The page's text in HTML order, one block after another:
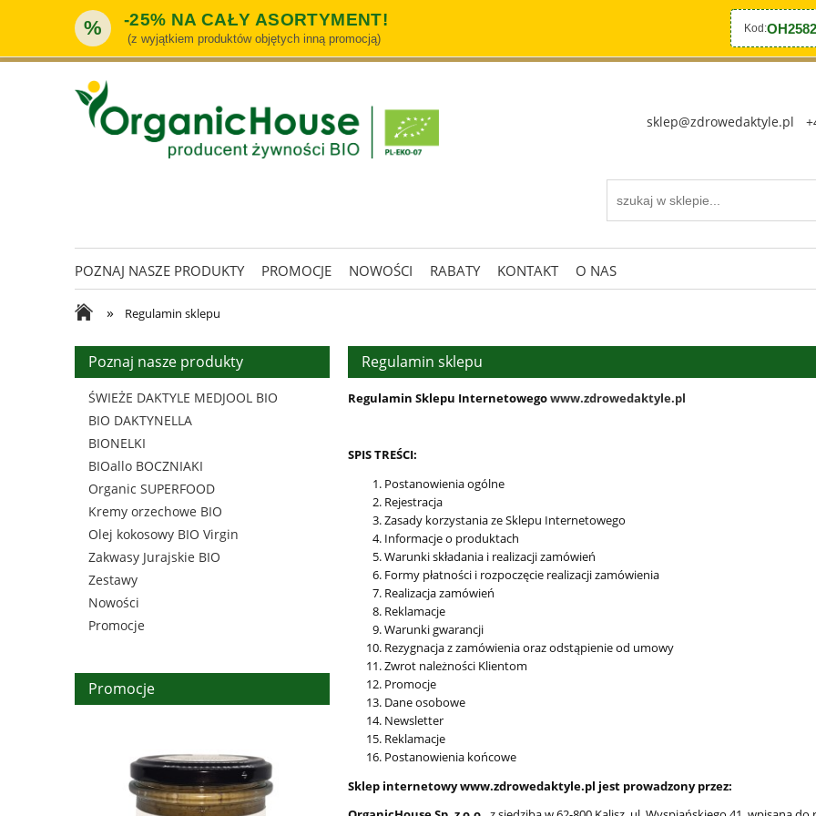
sklep@zdrowedaktyle.pl
POZNAJ NASZE PRODUKTY PROMOCJE NOWOŚCI RABATY KONTAKT O NAS
» Regulamin sklepu
Poznaj nasze produkty
ŚWIEŻE DAKTYLE MEDJOOL BIO
BIO DAKTYNELLA
BIONELKI
BIOallo BOCZNIAKI
Organic SUPERFOOD
Kremy orzechowe BIO
Olej kokosowy BIO Virgin
Zakwasy Jurajskie BIO
Zestawy
Nowości
Promocje
Promocje
Regulamin sklepu
Regulamin Sklepu Internetowegowww.zdrowedaktyle.pl
SPIS TREŚCI:
Postanowienia ogólne
Rejestracja
Zasady korzystania ze Sklepu Internetowego
Informacje o produktach
Warunki składania i realizacji zamówień
Formy płatności i rozpoczęcie realizacji zamówienia
Realizacja zamówień
Reklamacje
Warunki gwarancji
Rezygnacja z zamówienia oraz odstąpienie od umowy
Zwrot należności Klientom
Promocje
Dane osobowe
Newsletter
Reklamacje
Postanowienia końcowe
Sklep internetowy www.zdrowedaktyle.pl jest prowadzony przez:
% -25% NA CAŁY ASORTYMENT!
(z wyjątkiem produktów objętych inną promocją)
Kod: